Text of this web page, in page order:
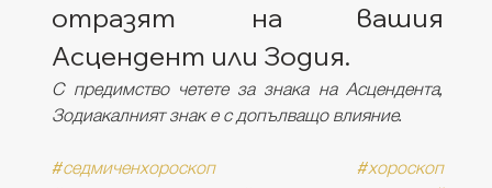
отразят на вашия
Асцендент или Зодия.
С предимство четете за знака на Асцендента,
Зодиакалният знак е с допълващо влияние.
#седмиченхороскоп
#хороскоп